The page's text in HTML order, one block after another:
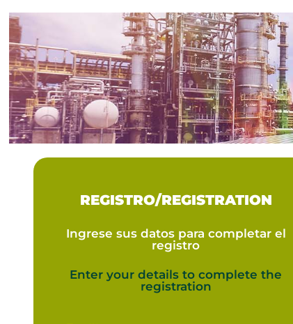
REGISTRO/REGISTRATION
Ingrese sus datos para completar el
registro
Enter your details to complete the
registration